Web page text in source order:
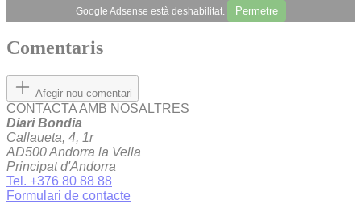
Google Adsense està deshabilitat. Permetre
Comentaris
Afegir nou comentari
CONTACTA AMB NOSALTRES
Diari Bondia
Callaueta, 4, 1r
AD500 Andorra la Vella
Principat d'Andorra
Tel. +376 80 88 88
Formulari de contacte